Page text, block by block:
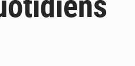
l’AC Léopards et à l’AS Otohô